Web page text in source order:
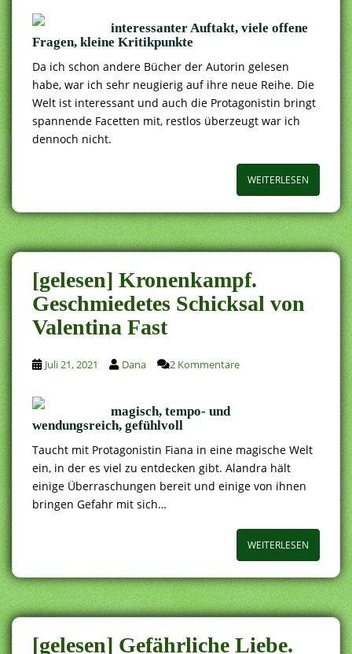
interessanter Auftakt, viele offene
Fragen, kleine Kritikpunkte
Da ich schon andere Bücher der Autorin gelesen
habe, war ich sehr neugierig auf ihre neue Reihe. Die
Welt ist interessant und auch die Protagonistin bringt
spannende Facetten mit, restlos überzeugt war ich
dennoch nicht.
WEITERLESEN
[gelesen] Kronenkampf.
Geschmiedetes Schicksal von
Valentina Fast
Juli 21, 2021 Dana 2 Kommentare
magisch, tempo- und
wendungsreich, gefühlvoll
Taucht mit Protagonistin Fiana in eine magische Welt
ein, in der es viel zu entdecken gibt. Alandra hält
einige Überraschungen bereit und einige von ihnen
bringen Gefahr mit sich…
WEITERLESEN
[gelesen] Gefährliche Liebe.